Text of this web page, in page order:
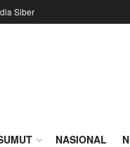
Siber
NASIONAL